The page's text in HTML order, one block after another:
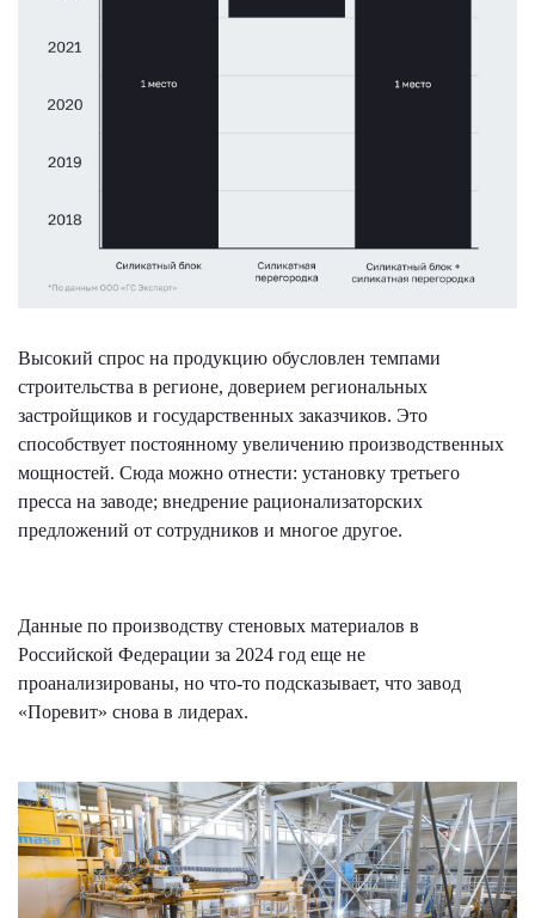
Высокий спрос на продукцию обусловлен темпами
строительства в регионе, доверием региональных
застройщиков и государственных заказчиков. Это
способствует постоянному увеличению производственных
мощностей. Сюда можно отнести: установку третьего
пресса на заводе; внедрение рационализаторских
предложений от сотрудников и многое другое.
Данные по производству стеновых материалов в
Российской Федерации за 2024 год еще не
проанализированы, но что-то подсказывает, что завод
«Поревит» снова в лидерах.